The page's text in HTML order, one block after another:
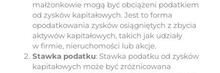
małżonkowie mogą być obciążeni podatkiem
od zysków kapitałowych. Jest to forma
opodatkowania zysków osiągniętych z zbycia
aktywów kapitałowych, takich jak udziały
w firmie, nieruchomości lub akcje.
Stawka podatku: Stawka podatku od zysków
kapitałowych może być zróżnicowana